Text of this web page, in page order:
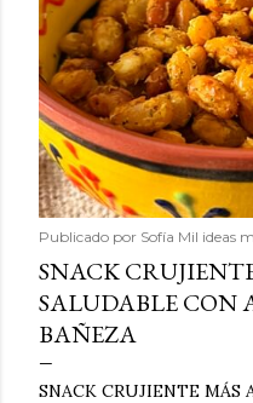
Publicado por Sofía Mil ideas
SNACK
SALUDABLE CON
BAÑEZA
SNACK CRUJIENTE MÁS